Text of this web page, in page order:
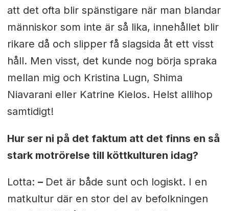
att det ofta blir spänstigare när man blandar
människor som inte är så lika, innehållet blir
rikare då och slipper få slagsida åt ett visst
håll. Men visst, det kunde nog börja spraka
mellan mig och Kristina Lugn, Shima
Niavarani eller Katrine Kielos. Helst allihop
samtidigt!
Hur ser ni på det faktum att det finns en så
stark motrörelse till köttkulturen idag?
Lotta: – Det är både sunt och logiskt. I en
matkultur där en stor del av befolkningen